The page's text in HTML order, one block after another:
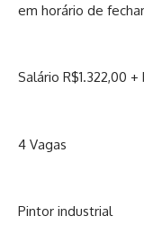
em horário de
Salário R$1.322,00
4 Vagas
Pintor industrial